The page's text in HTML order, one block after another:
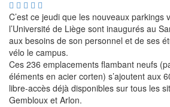
C’est ce jeudi que les nouveaux parkings
l’Université de Liège sont inaugurés au
aux besoins de son personnel et de ses
vélo le campus.
Ces 236 emplacements flambant neufs
éléments en acier corten) s’ajoutent aux
libre-accès déjà disponibles sur tous les
Gembloux et Arlon.